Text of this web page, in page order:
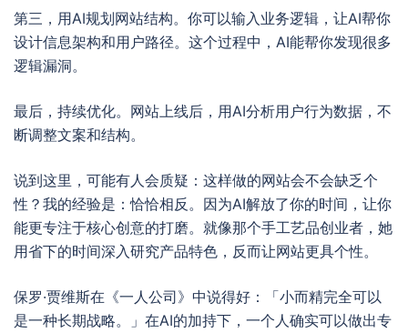
第三，用AI规划网站结构。你可以输入业务逻辑，让AI帮你
设计信息架构和用户路径。这个过程中，AI能帮你发现很多
逻辑漏洞。
最后，持续优化。网站上线后，用AI分析用户行为数据，不
断调整文案和结构。
说到这里，可能有人会质疑：这样做的网站会不会缺乏个
性？我的经验是：恰恰相反。因为AI解放了你的时间，让你
能更专注于核心创意的打磨。就像那个手工艺品创业者，她
用省下的时间深入研究产品特色，反而让网站更具个性。
保罗·贾维斯在《一人公司》中说得好：「小而精完全可以
是一种长期战略。」在AI的加持下，一个人确实可以做出专